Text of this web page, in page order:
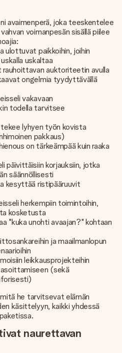
avaimenperä, joka teeskentelee
voimanpesän sisällä piilee
ulottuvat paikkoihin, joihin
uskaltaa
auktoriteetin avulla
ongelmia tyydyttävällä
vakavaan
todella tarvitsee
lyhyen työn kovista
pakkaus)
on tärkeämpää kuin raaka
päivittäisiin korjauksiin, jotka
säännöllisesti
kesyttää ristipääruuvit
herkempiin toimintoihin,
kosketusta
"kuka unohti avaajan?" kohtaan
ja maailmanlopun
leikkausprojekteihin
(sekä
he tarvitsevat elämän
käsittelyyn, kaikki yhdessä
naurettavan